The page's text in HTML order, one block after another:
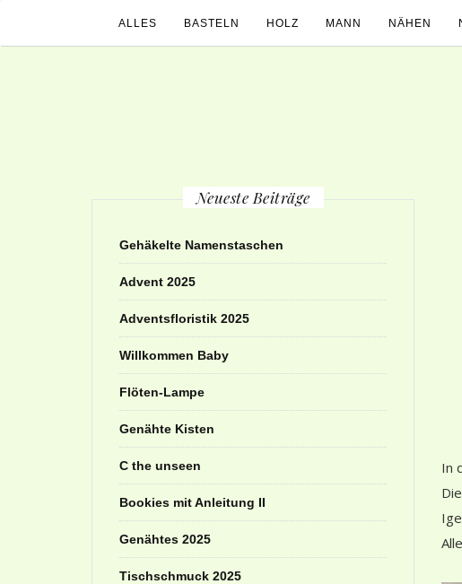
ALLES BASTELN HOLZ MANN NÄHEN
In
Neueste Beiträge
Gehäkelte Namenstaschen
Advent 2025
Adventsfloristik 2025
Willkommen Baby
Flöten-Lampe
Genähte Kisten
C the unseen
Bookies mit Anleitung II
Genähtes 2025
Tischschmuck 2025